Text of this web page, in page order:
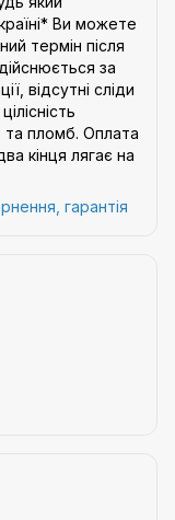
Ви можете
термін після
за
відсутні сліди
та пломб. Оплата
кінця лягає на
гарантія